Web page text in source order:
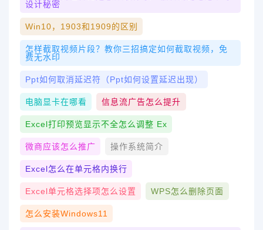
设计秘密
Win10，1903和1909的区别
怎样截取视频片段？教你三招搞定如何截取视频，免
费无水印
Ppt如何取消延迟符（ppt如何设置延迟出现）
电脑显卡在哪看 信息流广告怎么提升
Excel打印预览显示不全怎么调整 Ex
微商应该怎么推广 操作系统简介
Excel怎么在单元格内换行
Excel单元格选择项怎么设置 WPS怎么删除页面
怎么安装windows11